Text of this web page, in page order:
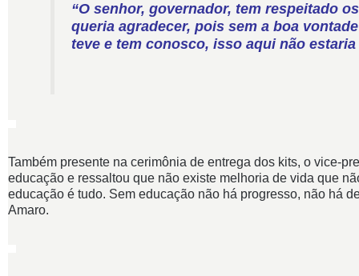
“O senhor, governador, tem respeitado
queria agradecer, pois sem a boa
teve e tem conosco, isso aqui não
Também presente na cerimônia de entrega dos kits, o vice-
educação e ressaltou que não existe melhoria de vida que
educação é tudo. Sem educação não há progresso, não há
Amaro.